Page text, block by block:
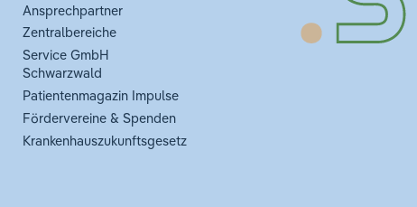
Ansprechpartner
Zentralbereiche
Service GmbH
Schwarzwald
Patientenmagazin Impulse
Fördervereine & Spenden
Krankenhauszukunftsgesetz